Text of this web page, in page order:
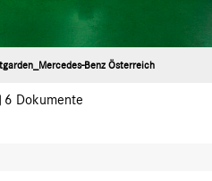
Benz Österreich
6 Dokumente